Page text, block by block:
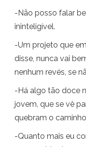
-Não posso falar
ininteligível.
-Um projeto que
disse, nunca vai
nenhum revés, se
-Há algo tão doce
jovem, que se vê
quebram o
-Quanto mais eu